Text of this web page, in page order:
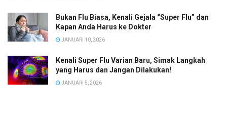
Bukan Flu Biasa, Kenali Gejala “Super Flu” dan
Kapan Anda Harus ke Dokter
JANUARI 10, 2026
Kenali Super Flu Varian Baru, Simak Langkah
yang Harus dan Jangan Dilakukan!
JANUARI 5, 2026